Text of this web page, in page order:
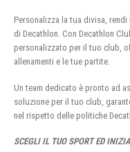
Personalizza la tua divisa,
di Decathlon. Con Decathlon
personalizzato per il tuo club,
allenamenti e le tue partite.
Un team dedicato è pronto ad
soluzione per il tuo club,
nel rispetto delle politiche
SCEGLI IL TUO SPORT ED